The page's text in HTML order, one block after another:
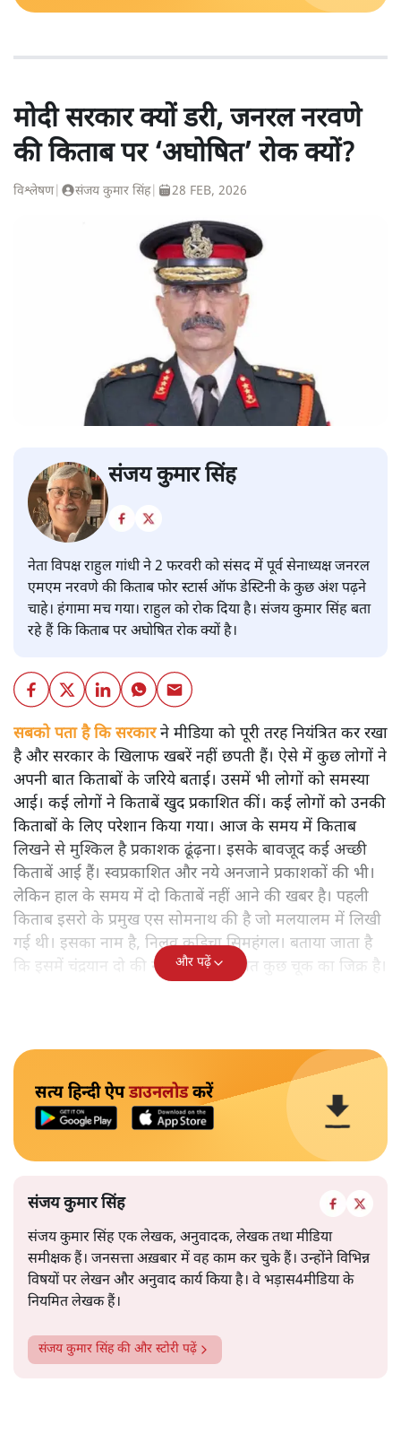
मोदी सरकार क्यों डरी, जनरल नरवणे
की किताब पर ‘अघोषित’ रोक क्यों?
विश्लेषण| संजय कुमार सिंह| 28 FEB, 2026
संजय कुमार सिंह
नेता विपक्ष राहुल गांधी ने 2 फरवरी को संसद में पूर्व सेनाध्यक्ष जनरल
एमएम नरवणे की किताब फोर स्टार्स ऑफ डेस्टिनी के कुछ अंश पढ़ने
चाहे। हंगामा मच गया। राहुल को रोक दिया है। संजय कुमार सिंह बता
रहे हैं कि किताब पर अघोषित रोक क्यों है।
सबको पता है कि सरकारने मीडिया को पूरी तरह नियंत्रित कर रखा
है और सरकार के खिलाफ खबरें नहीं छपती हैं। ऐसे में कुछ लोगों ने
अपनी बात किताबों के जरिये बताई। उसमें भी लोगों को समस्या
आई। कई लोगों ने किताबें खुद प्रकाशित कीं। कई लोगों को उनकी
किताबों के लिए परेशान किया गया। आज के समय में किताब
लिखने से मुश्किल है प्रकाशक ढूंढ़ना। इसके बावजूद कई अच्छी
किताबें आई हैं। स्वप्रकाशित और नये अनजाने प्रकाशकों की भी।
लेकिन हाल के समय में दो किताबें नहीं आने की खबर है। पहली
किताब इसरो के प्रमुख एस सोमनाथ की है जो मलयालम में लिखी
गई थी। इसका नाम है, निलवु कुडिचा सिमहंगल। बताया जाता है
कि इसमें चंद्रयान दो की नाकामी से संबंधित कुछ चूक का जिक्र है।
और पढ़ें
सत्य हिन्दी ऐपडाउनलोडकरें
संजय कुमार सिंह
संजय कुमार सिंह एक लेखक, अनुवादक, लेखक तथा मीडिया
समीक्षक हैं। जनसत्ता अख़बार में वह काम कर चुके हैं। उन्होंने विभिन्न
विषयों पर लेखन और अनुवाद कार्य किया है। वे भड़ास4मीडिया के
नियमित लेखक हैं।
संजय कुमार सिंहकी और स्टोरी पढ़ें